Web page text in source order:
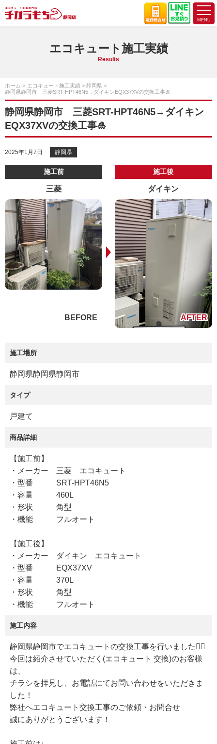
エコキュート施工実績
Results
ホーム エコキュート施工実績
静岡県
静岡県静岡市 三菱SRT-HPT46N5→ダイキンEQX37XVの交換工事🎍
静岡県静岡市 三菱SRT-HPT46N5→ダイキン
EQX37XVの交換工事🎍
2025年1月7日 静岡県
施工前
三菱
施工後
ダイキン
施工場所
静岡県静岡県静岡市
タイプ
戸建て
商品詳細
【施工前】
・メーカー 三菱 エコキュート
・型番 SRT-HPT46N5
・容量 460L
・形状 角型
・機能 フルオート
【施工後】
・メーカー ダイキン エコキュート
・型番 EQX37XV
・容量 370L
・形状 角型
・機能 フルオート
施工内容
静岡県静岡市でエコキュートの交換工事を行いました💁‍♀️
今回は紹介させていただく(エコキュート 交換)のお客様
は、
チラシを拝見し、お電話にてお問い合わせをいただきま
した！
弊社へエコキュート交換工事のご依頼・お問合せ
誠にありがとうございます！